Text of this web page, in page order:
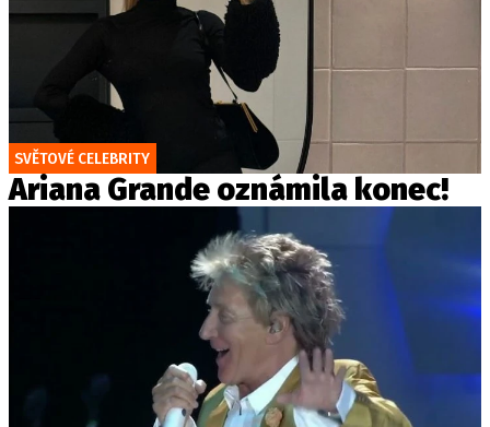
SVĚTOVÉ CELEBRITY
Ariana Grande oznámila konec!